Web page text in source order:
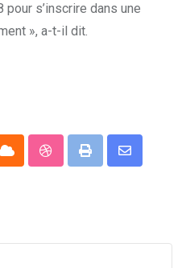
s’inscrire dans une
», a-t-il dit.
Cloud StumbleUpon
Print
Share